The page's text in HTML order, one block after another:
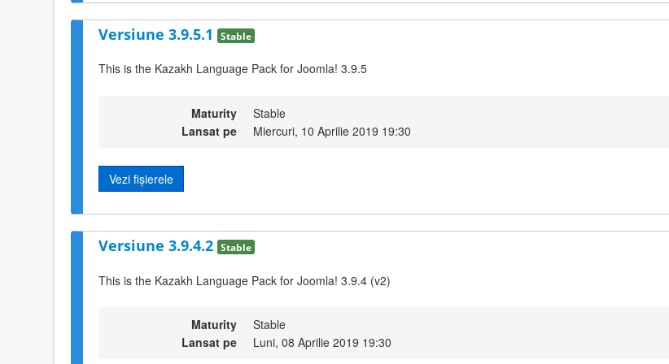
Versiune 3.9.5.1 Stable
This is the Kazakh Language Pack for Joomla! 3.9.5
Maturity
Stable
Lansat pe
Miercuri, 10 Aprilie 2019 19:30
Vezi fișierele
Versiune 3.9.4.2 Stable
This is the Kazakh Language Pack for Joomla! 3.9.4 (v2)
Maturity
Stable
Lansat pe
Luni, 08 Aprilie 2019 19:30